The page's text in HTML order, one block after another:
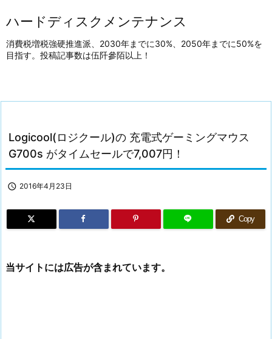
ハードディスクメンテナンス
消費税増税強硬推進派、2030年までに30%、2050年までに50%を
目指す。投稿記事数は伍阡參陌以上！
Logicool(ロジクール)の 充電式ゲーミングマウス
G700s がタイムセールで7,007円！
 2016年4月23日
Copy
当サイトには広告が含まれています。